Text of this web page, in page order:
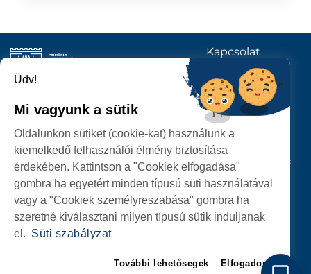
SZEMÉLYES ADATOK VÉDELME
SZATMÁRNÉMETI
POLGÁRMESTERI HIVATAL
P-ȚA 25 OCTOMBRIE, NR. 1 CORP M, 440026 SATU MARE
Kapcsolat
KÖVESSENEK
Üdv!
Mi vagyunk a sütik
Oldalunkon sütiket (cookie-kat) használunk a
kiemelkedő felhasználói élmény biztosítása
érdekében. Kattintson a "Cookiek elfogadása"
gombra ha egyetért minden típusú süti használatával
vagy a "Cookiek személyreszabása" gombra ha
szeretné kiválasztani milyen típusú sütik induljanak
el. Süti szabályzat
További lehetősegek Elfogadom